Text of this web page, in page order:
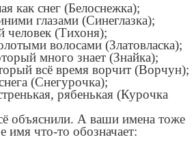
как снег (Белоснежка);
глазами (Синеглазка);
человек (Тихоня);
волосами (Златовласка);
много знает (Знайка);
всё время ворчит (Ворчун);
(Снегурочка);
рябенькая (Курочка
объяснили. А ваши имена тоже
имя что-то обозначает: